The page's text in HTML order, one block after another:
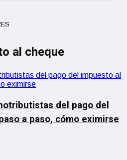
al cheque
del pago del
a paso, cómo eximirse